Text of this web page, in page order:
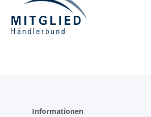
Informationen